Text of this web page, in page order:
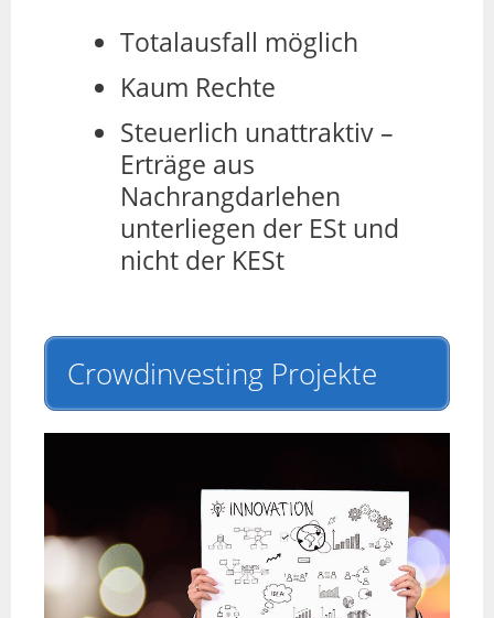
Totalausfall möglich
Kaum Rechte
Steuerlich unattraktiv –
Erträge aus
Nachrangdarlehen
unterliegen der ESt und
nicht der KESt
Crowdinvesting Projekte